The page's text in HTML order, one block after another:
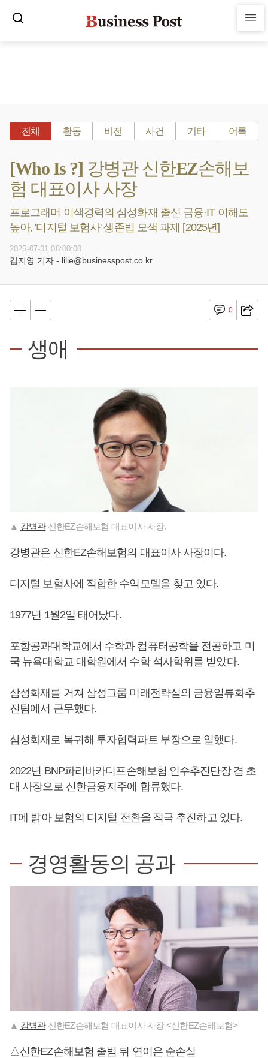
전체 활동 비전 사건 기타 어록
[Who Is ?] 강병관 신한EZ손해보
험 대표이사 사장
프로그래머 이색경력의 삼성화재 출신 금융·IT 이해도
높아, '디지털 보험사' 생존법 모색 과제 [2025년]
2025-07-31 08:00:00
김지영 기자 - lilie@businesspost.co.kr
0
생애
▲ 강병관신한EZ손해보험 대표이사 사장.
강병관은 신한EZ손해보험의 대표이사 사장이다.
디지털 보험사에 적합한 수익모델을 찾고 있다.
1977년 1월2일 태어났다.
포항공과대학교에서 수학과 컴퓨터공학을 전공하고 미
국 뉴욕대학교 대학원에서 수학 석사학위를 받았다.
삼성화재를 거쳐 삼성그룹 미래전략실의 금융일류화추
진팀에서 근무했다.
삼성화재로 복귀해 투자협력파트 부장으로 일했다.
2022년 BNP파리바카디프손해보험 인수추진단장 겸 초
대 사장으로 신한금융지주에 합류했다.
IT에 밝아 보험의 디지털 전환을 적극 추진하고 있다.
경영활동의 공과
▲ 강병관신한EZ손해보험 대표이사 사장 <신한EZ손해보험>
△신한EZ손해보험 출범 뒤 연이은 순손실